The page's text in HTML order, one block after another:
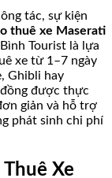
tác, sự kiện
thuê xe Maserati
Tourist là lựa
xe từ 1–7 ngày
Ghibli hay
được thực
giản và hỗ trợ
phát sinh chi phí
Xe